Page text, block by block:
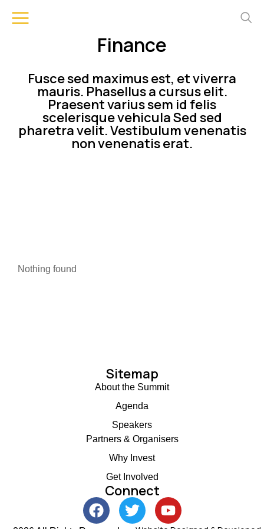
Finance
Fusce sed maximus est, et viverra
mauris. Phasellus a cursus elit.
Praesent varius sem id felis
scelerisque vehicula Sed sed
pharetra velit. Vestibulum venenatis
non venenatis erat.
Nothing found
Sitemap
About the Summit
Agenda
Speakers
Partners & Organisers
Why Invest
Get Involved
Connect